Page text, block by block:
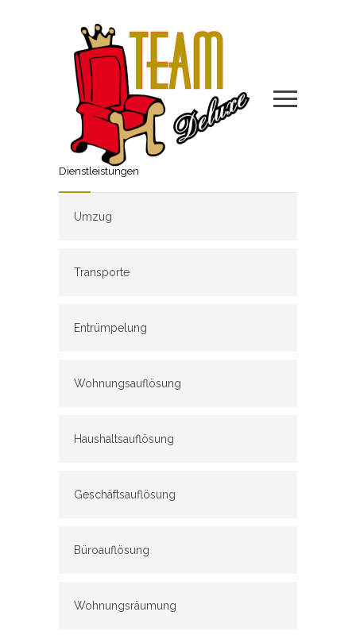
Dienstleistungen
Umzug
Transporte
Entrümpelung
Wohnungsauflösung
Haushaltsauflösung
Geschäftsauflösung
Büroauflösung
Wohnungsräumung